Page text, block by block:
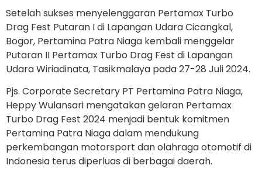
Setelah sukses menyelenggaran Pertamax Turbo
Drag Fest Putaran I di Lapangan Udara Cicangkal,
Bogor, Pertamina Patra Niaga kembali menggelar
Putaran II Pertamax Turbo Drag Fest di Lapangan
Udara Wiriadinata, Tasikmalaya pada 27-28 Juli 2024.
Pjs. Corporate Secretary PT Pertamina Patra Niaga,
Heppy Wulansari mengatakan gelaran Pertamax
Turbo Drag Fest 2024 menjadi bentuk komitmen
Pertamina Patra Niaga dalam mendukung
perkembangan motorsport dan olahraga otomotif di
Indonesia terus diperluas di berbagai daerah.